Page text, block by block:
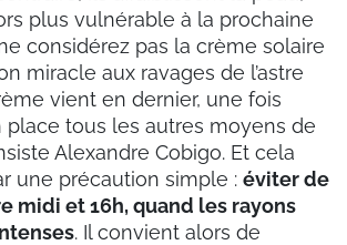
plus vulnérable à la prochaine
considérez pas la crème solaire
miracle aux ravages de l’astre
vient en dernier, une fois
place tous les autres moyens de
Alexandre Cobigo. Et cela
une précaution simple : éviter de
midi et 16h, quand les rayons
. Il convient alors de